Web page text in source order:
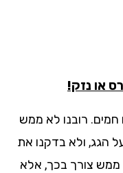
נזק!
רובנו לא ממש
ולא בדקנו את
צורך בכך, אלא